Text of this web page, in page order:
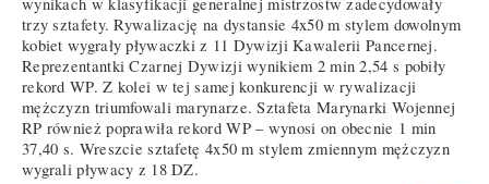
trzy sztafety. Rywalizację na dystansie 4x50 m stylem dowolnym
kobiet wygrały pływaczki z 11 Dywizji Kawalerii Pancernej.
Reprezentantki Czarnej Dywizji wynikiem 2 min 2,54 s pobiły
rekord WP. Z kolei w tej samej konkurencji w rywalizacji
mężczyzn triumfowali marynarze. Sztafeta Marynarki Wojennej
RP również poprawiła rekord WP – wynosi on obecnie 1 min
37,40 s. Wreszcie sztafetę 4x50 m stylem zmiennym mężczyzn
wygrali pływacy z 18 DZ.